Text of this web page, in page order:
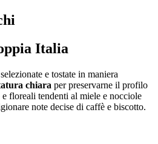
Italia
e tostate in maniera
chiara per preservarne il profilo
floreali tendenti al miele e nocciole
note decise di caffè e biscotto.